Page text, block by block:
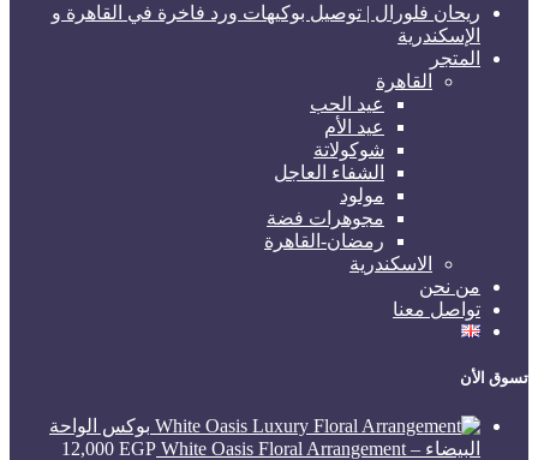
ريحان فلورال | توصيل بوكيهات ورد فاخرة في القاهرة و
الإسكندرية
المتجر
القاهرة
عيد الحب
عيد الأم
شوكولاتة
الشفاء العاجل
مولود
مجوهرات فضة
رمضان-القاهرة
الاسكندرية
من نحن
تواصل معنا
تسوق الأن
بوكس الواحة
البيضاء – White Oasis Floral Arrangement
12,000 EGP